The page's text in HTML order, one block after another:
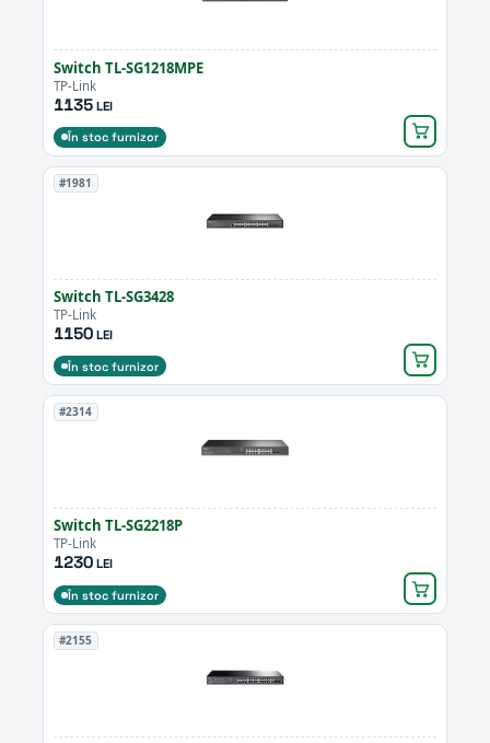
Switch TL-SG1218MPE
TP-Link
1135LEI
În stoc furnizor
#1981
Switch TL-SG3428
TP-Link
1150LEI
În stoc furnizor
#2314
Switch TL-SG2218P
TP-Link
1230LEI
În stoc furnizor
#2155